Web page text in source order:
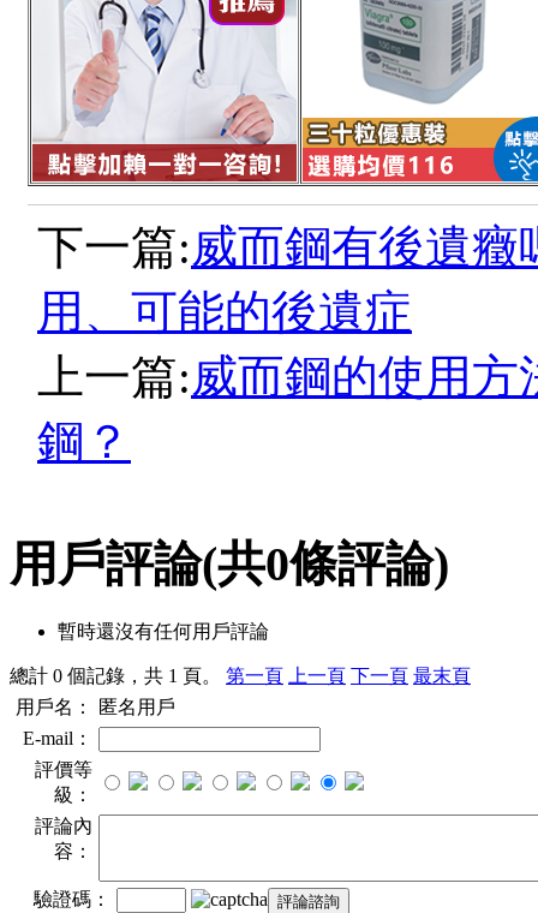
下一篇:威而鋼有後遺
用、可能的後遺症
上一篇:威而鋼的使用
鋼？
用戶評論(共0條評論)
暫時還沒有任何用戶評論
總計 0 個記錄，共 1 頁。 第一頁 上一頁 下一頁 最末頁
用戶名：
匿名用戶
E-mail：
評價等
級：
評論內
容：
驗證碼：